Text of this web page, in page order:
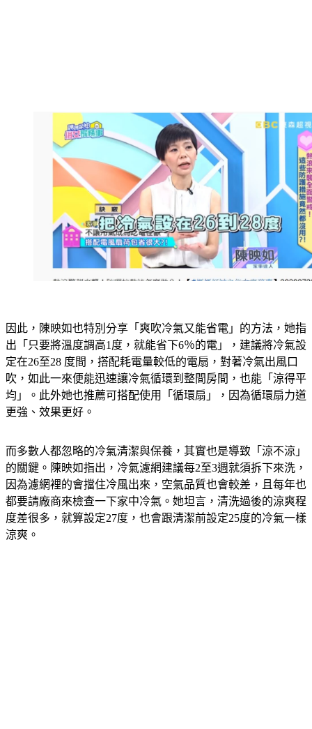
因此，陳映如也特別分享「爽吹冷氣又能省電」的方法，她指
出「只要將溫度調高1度，就能省下6％的電」，建議將冷氣設
定在26至28 度間，搭配耗電量較低的電扇，對著冷氣出風口
吹，如此一來便能迅速讓冷氣循環到整間房間，也能「涼得平
均」。此外她也推薦可搭配使用「循環扇」，因為循環扇力道
更強、效果更好。
而多數人都忽略的冷氣清潔與保養，其實也是導致「涼不涼」
的關鍵。陳映如指出，冷氣濾網建議每2至3週就須拆下來洗，
因為濾網裡的會擋住冷風出來，空氣品質也會較差，且每年也
都要請廠商來檢查一下家中冷氣。她坦言，清洗過後的涼爽程
度差很多，就算設定27度，也會跟清潔前設定25度的冷氣一樣
涼爽。